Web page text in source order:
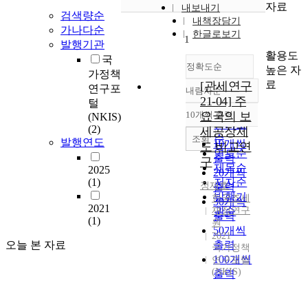
검색량순
가나다순
발행기관
국
가정책
연구포
털
(NKIS)
(2)
발행연도
2025
(1)
2021
(1)
오늘 본 자료
내보내기
내책장담기
한글로보기
정확도순
정확도
순
인기도
순
연도순
제목순
저자순
발행기
관순
내림차순
내림차순
10개씩 출력
10개씩
출력
20개씩
출력
30개씩
출력
50개씩
출력
100개씩
출력
조회
1
[관세연구
21-04] 주
요국의 보
세공장제
도 비교연
구
정재호
한국조세
재정연구
원
2021
국가정책
연구포털
(NKIS)
자료
활용도
높은 자
료